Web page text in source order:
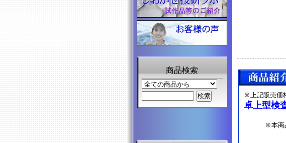
商品検索
※上記販売価
卓上型検
※本商品は